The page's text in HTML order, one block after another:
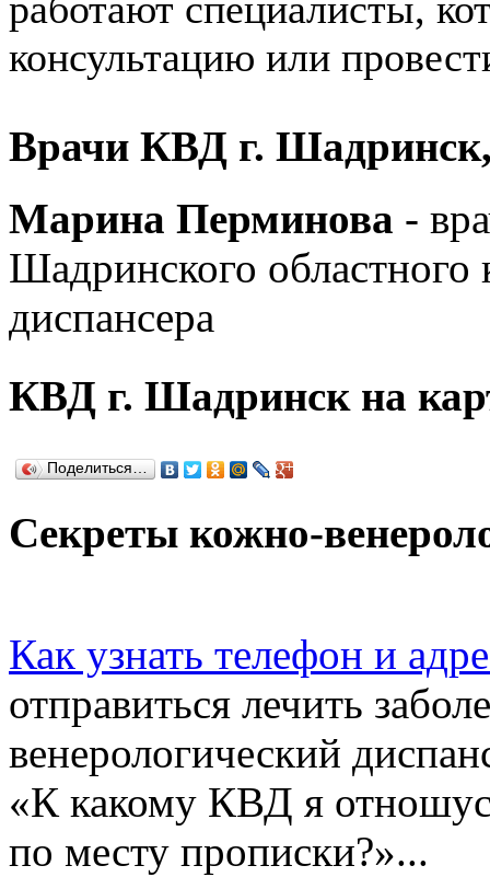
консультацию или
Врачи КВД г.
Марина Перминова -
Шадринского областного
диспансера
КВД г. Шадринск на
Поделиться…
Секреты кожно-
Как узнать телефон и
отправиться лечить
венерологический
«К какому КВД я
по месту прописки?»...